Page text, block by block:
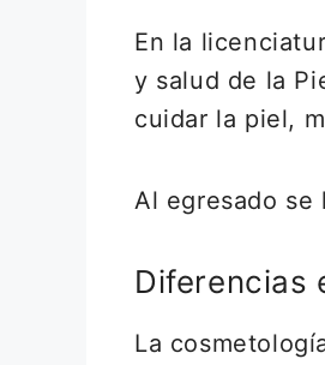
En la
y salud de la
cuidar la piel,
Al egresado se
Diferencias
La